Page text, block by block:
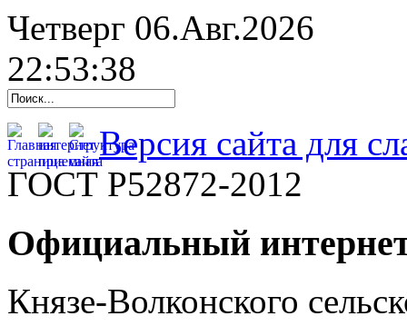
Четверг 06.Авг.2026
22:53:39
Версия сайта для
ГОСТ Р52872-2012
Официальный
Князе-Волконского